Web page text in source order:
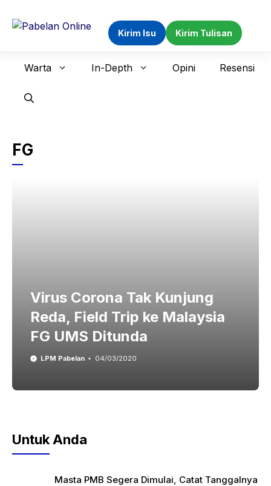
Kirim Isu Kirim Tulisan
Warta In-Depth Opini Resensi
FG
Virus Corona Tak Kunjung
Reda, Field Trip ke Malaysia
FG UMS Ditunda
LPM Pabelan 04/03/2020
Untuk Anda
Masta PMB Segera Dimulai, Catat Tanggalnya